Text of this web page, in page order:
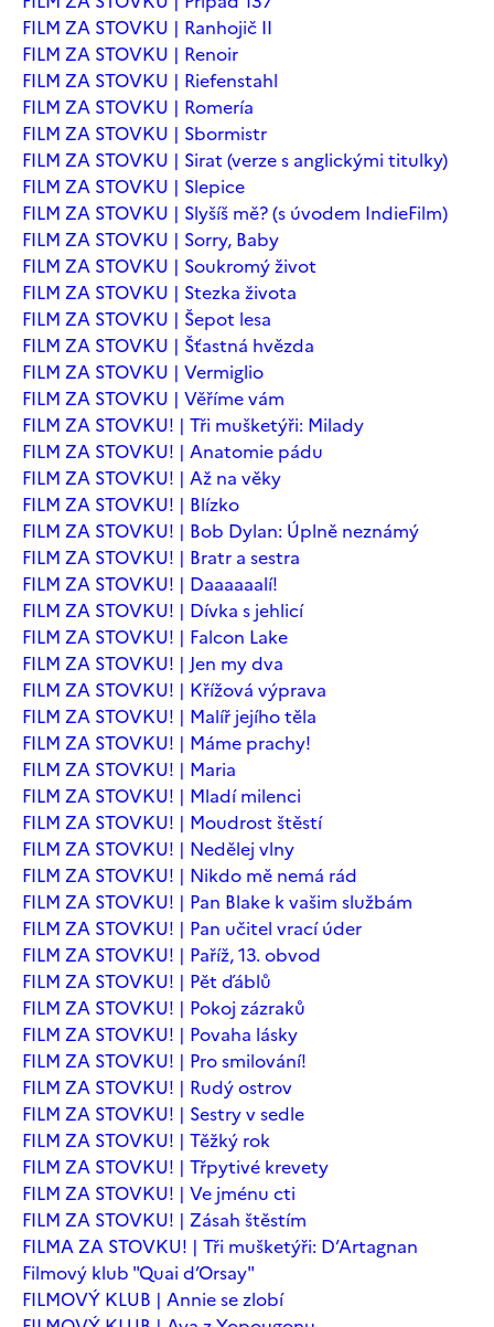
FILM ZA STOVKU | Ranhojič II
FILM ZA STOVKU | Renoir
FILM ZA STOVKU | Riefenstahl
FILM ZA STOVKU | Romería
FILM ZA STOVKU | Sbormistr
FILM ZA STOVKU | Sirat (verze s anglickými titulky)
FILM ZA STOVKU | Slepice
FILM ZA STOVKU | Slyšíš mě? (s úvodem IndieFilm)
FILM ZA STOVKU | Sorry, Baby
FILM ZA STOVKU | Soukromý život
FILM ZA STOVKU | Stezka života
FILM ZA STOVKU | Šepot lesa
FILM ZA STOVKU | Šťastná hvězda
FILM ZA STOVKU | Vermiglio
FILM ZA STOVKU | Věříme vám
FILM ZA STOVKU! | Tři mušketýři: Milady
FILM ZA STOVKU! | Anatomie pádu
FILM ZA STOVKU! | Až na věky
FILM ZA STOVKU! | Blízko
FILM ZA STOVKU! | Bob Dylan: Úplně neznámý
FILM ZA STOVKU! | Bratr a sestra
FILM ZA STOVKU! | Daaaaaalí!
FILM ZA STOVKU! | Dívka s jehlicí
FILM ZA STOVKU! | Falcon Lake
FILM ZA STOVKU! | Jen my dva
FILM ZA STOVKU! | Křížová výprava
FILM ZA STOVKU! | Malíř jejího těla
FILM ZA STOVKU! | Máme prachy!
FILM ZA STOVKU! | Maria
FILM ZA STOVKU! | Mladí milenci
FILM ZA STOVKU! | Moudrost štěstí
FILM ZA STOVKU! | Nedělej vlny
FILM ZA STOVKU! | Nikdo mě nemá rád
FILM ZA STOVKU! | Pan Blake k vašim službám
FILM ZA STOVKU! | Pan učitel vrací úder
FILM ZA STOVKU! | Paříž, 13. obvod
FILM ZA STOVKU! | Pět ďáblů
FILM ZA STOVKU! | Pokoj zázraků
FILM ZA STOVKU! | Povaha lásky
FILM ZA STOVKU! | Pro smilování!
FILM ZA STOVKU! | Rudý ostrov
FILM ZA STOVKU! | Sestry v sedle
FILM ZA STOVKU! | Těžký rok
FILM ZA STOVKU! | Třpytivé krevety
FILM ZA STOVKU! | Ve jménu cti
FILM ZA STOVKU! | Zásah štěstím
FILMA ZA STOVKU! | Tři mušketýři: D’Artagnan
Filmový klub "Quai d’Orsay"
FILMOVÝ KLUB | Annie se zlobí